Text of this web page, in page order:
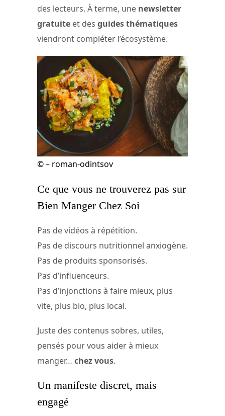
des lecteurs. À terme, une newsletter
gratuite et des guides thématiques
viendront compléter l’écosystème.
© – roman-odintsov
Ce que vous ne trouverez pas sur
Bien Manger Chez Soi
Pas de vidéos à répétition.
Pas de discours nutritionnel anxiogène.
Pas de produits sponsorisés.
Pas d’influenceurs.
Pas d’injonctions à faire mieux, plus
vite, plus bio, plus local.
Juste des contenus sobres, utiles,
pensés pour vous aider à mieux
manger… chez vous.
Un manifeste discret, mais
engagé